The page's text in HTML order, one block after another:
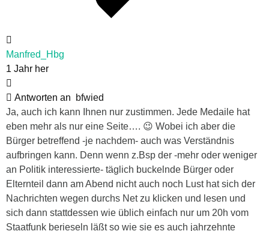
Manfred_Hbg
1 Jahr her
Antworten an
bfwied
Ja, auch ich kann Ihnen nur zustimmen. Jede Medaile hat
eben mehr als nur eine Seite…. 😉 Wobei ich aber die
Bürger betreffend -je nachdem- auch was Verständnis
aufbringen kann. Denn wenn z.Bsp der -mehr oder weniger
an Politik interessierte- täglich buckelnde Bürger oder
Elternteil dann am Abend nicht auch noch Lust hat sich der
Nachrichten wegen durchs Net zu klicken und lesen und
sich dann stattdessen wie üblich einfach nur um 20h vom
Staatfunk berieseln läßt so wie sie es auch jahrzehnte